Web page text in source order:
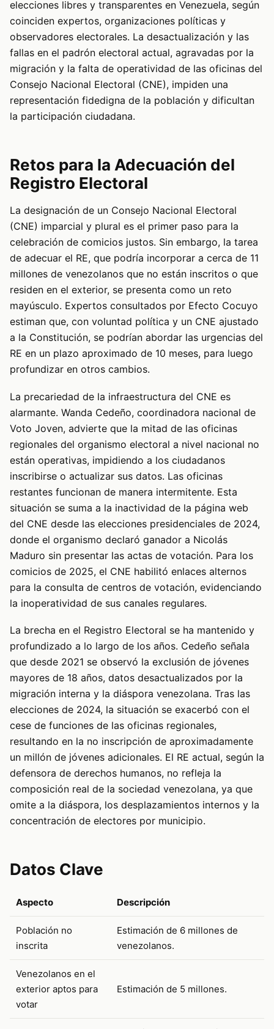
elecciones libres y transparentes en Venezuela, según
coinciden expertos, organizaciones políticas y
observadores electorales. La desactualización y las
fallas en el padrón electoral actual, agravadas por la
migración y la falta de operatividad de las oficinas del
Consejo Nacional Electoral (CNE), impiden una
representación fidedigna de la población y dificultan
la participación ciudadana.
Retos para la Adecuación del
Registro Electoral
La designación de un Consejo Nacional Electoral
(CNE) imparcial y plural es el primer paso para la
celebración de comicios justos. Sin embargo, la tarea
de adecuar el RE, que podría incorporar a cerca de 11
millones de venezolanos que no están inscritos o que
residen en el exterior, se presenta como un reto
mayúsculo. Expertos consultados por Efecto Cocuyo
estiman que, con voluntad política y un CNE ajustado
a la Constitución, se podrían abordar las urgencias del
RE en un plazo aproximado de 10 meses, para luego
profundizar en otros cambios.
La precariedad de la infraestructura del CNE es
alarmante. Wanda Cedeño, coordinadora nacional de
Voto Joven, advierte que la mitad de las oficinas
regionales del organismo electoral a nivel nacional no
están operativas, impidiendo a los ciudadanos
inscribirse o actualizar sus datos. Las oficinas
restantes funcionan de manera intermitente. Esta
situación se suma a la inactividad de la página web
del CNE desde las elecciones presidenciales de 2024,
donde el organismo declaró ganador a Nicolás
Maduro sin presentar las actas de votación. Para los
comicios de 2025, el CNE habilitó enlaces alternos
para la consulta de centros de votación, evidenciando
la inoperatividad de sus canales regulares.
La brecha en el Registro Electoral se ha mantenido y
profundizado a lo largo de los años. Cedeño señala
que desde 2021 se observó la exclusión de jóvenes
mayores de 18 años, datos desactualizados por la
migración interna y la diáspora venezolana. Tras las
elecciones de 2024, la situación se exacerbó con el
cese de funciones de las oficinas regionales,
resultando en la no inscripción de aproximadamente
un millón de jóvenes adicionales. El RE actual, según la
defensora de derechos humanos, no refleja la
composición real de la sociedad venezolana, ya que
omite a la diáspora, los desplazamientos internos y la
concentración de electores por municipio.
Datos Clave
Aspecto Descripción
Población no
inscrita
Estimación de 6 millones de
venezolanos.
Venezolanos en el
exterior aptos para
votar
Estimación de 5 millones.